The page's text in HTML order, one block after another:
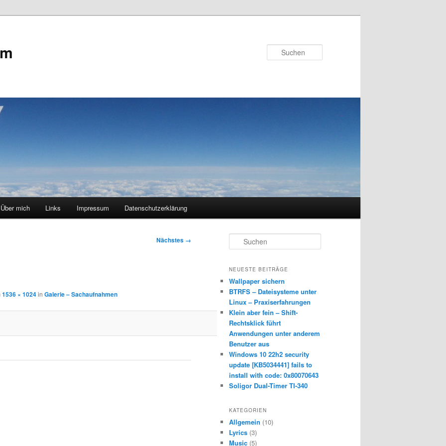
Über mich Links Impressum Datenschutzerklärung
Nächstes →
1536 × 1024in Galerie – Sachaufnahmen
u
h
n
NEUESTE BEITRÄGE
Wallpaper sichern
BTRFS – Dateisysteme unter
Linux – Praxiserfahrungen
Klein aber fein – Shift-
Rechtsklick führt
Anwendungen unter anderem
Benutzer aus
Windows 10 22h2 security
update [KB5034441] fails to
install with code: 0x80070643
Soligor Dual-Timer TI-340
KATEGORIEN
Allgemein (10)
Lyrics (3)
Music (5)